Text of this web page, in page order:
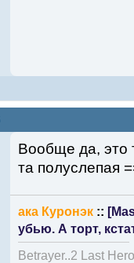
Вообще да, это
та полуслепая
ака Куронэк::
убью. А торт,
Betrayer..2 Last